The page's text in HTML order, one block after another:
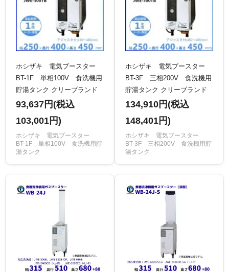
ホシザキ 電気ブースター
BT-1F 単相100V 食洗機用
貯湯タンク クリーブランド
93,637円(税込
103,001円)
ホシザキ 電気ブースター
BT-1F 単相100V 食洗機用貯
湯タンク
ホシザキ 電気ブースター
BT-3F 三相200V 食洗機用
貯湯タンク クリーブランド
134,910円(税込
148,401円)
ホシザキ 電気ブースター
BT-3F 三相200V 食洗機用貯
湯タンク